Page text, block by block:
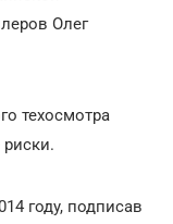
Олег
техосмотра
году, подписав